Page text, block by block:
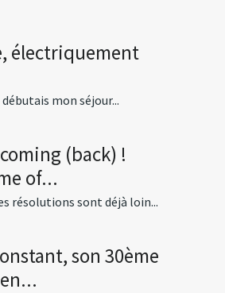
électriquement
mon séjour...
(back) !
of...
résolutions sont déjà loin...
son 30ème